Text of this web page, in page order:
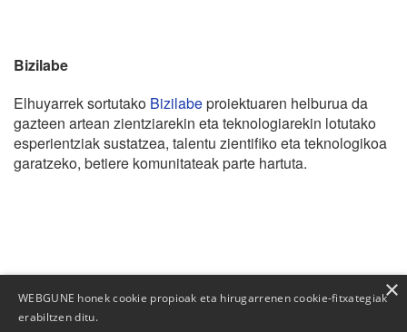
Bizilabe
Elhuyarrek sortutako Bizilabeproiektuaren helburua da
gazteen artean zientziarekin eta teknologiarekin lotutako
esperientziak sustatzea, talentu zientifiko eta teknologikoa
garatzeko, betiere komunitateak parte hartuta.
WEBGUNE honek cookie propioak eta hirugarrenen cookie-fitxategiak
erabiltzen ditu.
×